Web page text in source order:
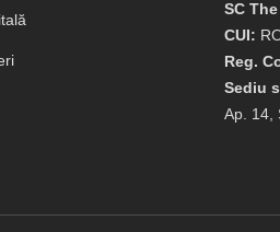
SC
CUI:
Reg.
Sediu
Ap. 14,